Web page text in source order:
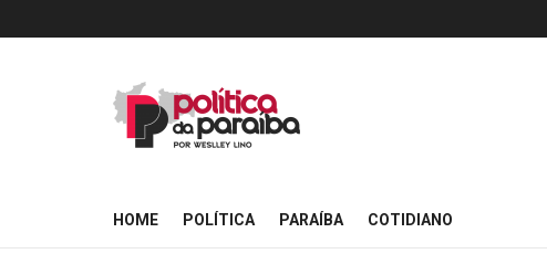
HOME POLÍTICA PARAÍBA COTIDIANO